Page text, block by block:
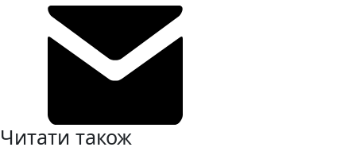
Читати також